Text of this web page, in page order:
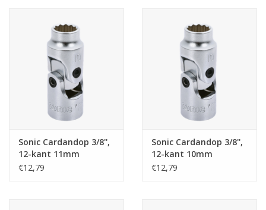
Sonic Cardandop 3/8'',
12-kant 11mm
€12,79
Sonic Cardandop 3/8'',
12-kant 10mm
€12,79